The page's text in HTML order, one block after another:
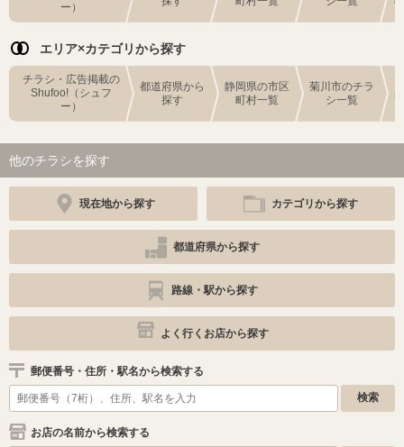
ー）
エリア×カテゴリから探す
チラシ・広告掲載の
Shufoo!（シュフ
ー）
都道府県から
探す
静岡県の市区
町村一覧
菊川市のチラ
シ一覧
他のチラシを探す
現在地から探す カテゴリから探す
都道府県から探す
路線・駅から探す
よく行くお店から探す
郵便番号・住所・駅名から検索する
お店の名前から検索する